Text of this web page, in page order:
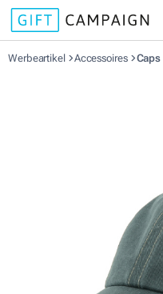
Werbeartikel Accessoires Caps